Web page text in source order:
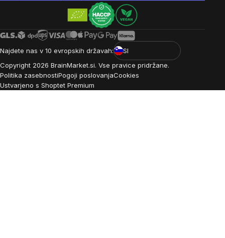
Najdete nas v 10 evropskih državah:
SI
Copyright 2026 BrainMarket.si. Vse pravice pridržane.
Politika zasebnostiPogoji poslovanjaCookies
Ustvarjeno s Shoptet Premium